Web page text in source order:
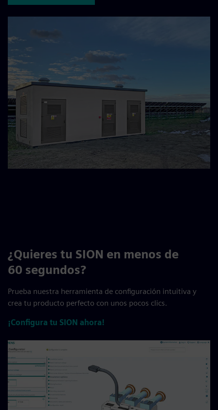
¿Quieres tu SION en menos de
60 segundos?
Prueba nuestra herramienta de configuración intuitiva y
crea tu producto perfecto con unos pocos clics.
¡Configura tu SION ahora!